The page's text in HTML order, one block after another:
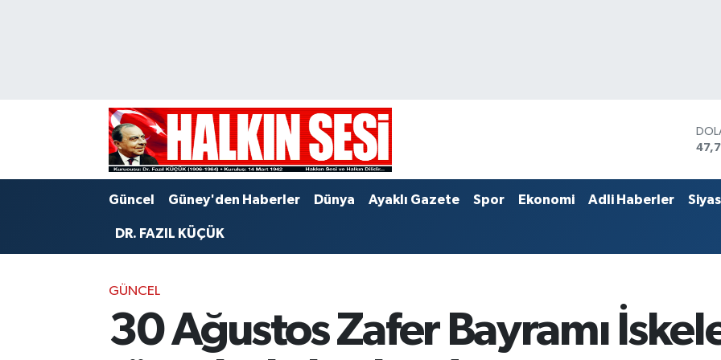
Güncel Güney'den Haberler Dünya Ayaklı Gazete Spor Ekonomi Adli Haberler
DR. FAZIL KÜÇÜK
GÜNCEL
30 Ağustos Zafer Bayramı
Trafik Durumu
Puan Durumu ve Fikstür